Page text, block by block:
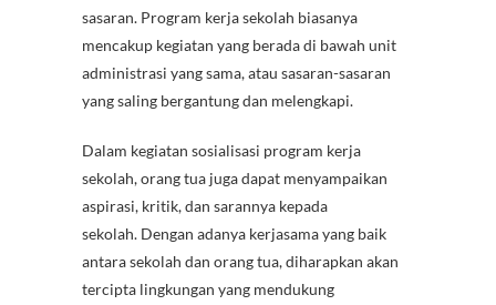
sasaran. Program kerja sekolah biasanya
mencakup kegiatan yang berada di bawah unit
administrasi yang sama, atau sasaran-sasaran
yang saling bergantung dan melengkapi.
Dalam kegiatan sosialisasi program kerja
sekolah, orang tua juga dapat menyampaikan
aspirasi, kritik, dan sarannya kepada
sekolah. Dengan adanya kerjasama yang baik
antara sekolah dan orang tua, diharapkan akan
tercipta lingkungan yang mendukung